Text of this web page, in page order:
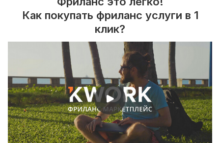
Как покупать фриланс услуги в 1
клик?